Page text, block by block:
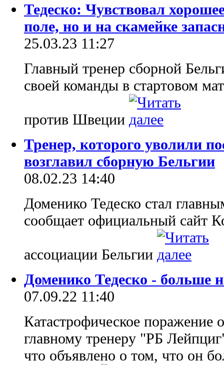
Тедеско: Чувствовал
поле, но и на скамейке
25.03.23 11:27
Главный тренер сборной
своей команды в стартовом
против Швеции
Тренер, которого уволили
возглавил сборную Бельгии
08.02.23 14:40
Доменико Тедеско стал
сообщает официальный сайт
ассоциации Бельгии
Доменико Тедеско - больше
07.09.22 11:40
Катастрофическое поражение
главному тренеру "РБ
что объявлено о том, что он